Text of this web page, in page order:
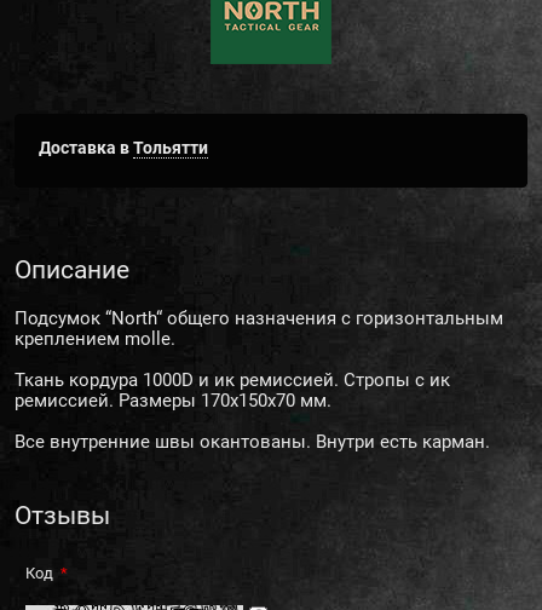
Доставка вТольятти
Описание
Подсумок “North“ общего назначения с горизонтальным
креплением molle.
Ткань кордура 1000D и ик ремиссией. Стропы с ик
ремиссией. Размеры 170х150х70 мм.
Все внутренние швы окантованы. Внутри есть карман.
Отзывы
Код